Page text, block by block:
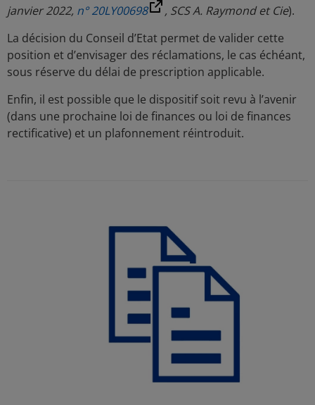
janvier 2022, n° 20LY00698 , SCS A. Raymond et Cie).
La décision du Conseil d’Etat permet de valider cette
position et d’envisager des réclamations, le cas échéant,
sous réserve du délai de prescription applicable.
Enfin, il est possible que le dispositif soit revu à l’avenir
(dans une prochaine loi de finances ou loi de finances
rectificative) et un plafonnement réintroduit.